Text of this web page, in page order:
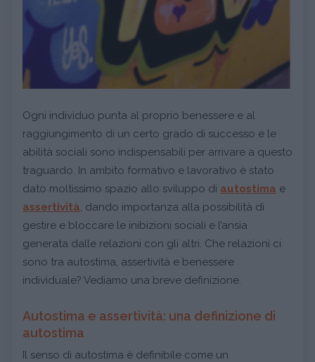
Ogni individuo punta al proprio benessere e al
raggiungimento di un certo grado di successo e le
abilità sociali sono indispensabili per arrivare a questo
traguardo. In ambito formativo e lavorativo è stato
dato moltissimo spazio allo sviluppo di autostima e
assertività, dando importanza alla possibilità di
gestire e bloccare le inibizioni sociali e l’ansia
generata dalle relazioni con gli altri. Che relazioni ci
sono tra autostima, assertività e benessere
individuale? Vediamo una breve definizione.
Autostima e assertività: una definizione di
autostima
Il senso di autostima è definibile come un